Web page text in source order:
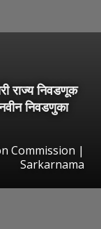
राज्य निवडणूक
निवडणुका
Commission |
Sarkarnama